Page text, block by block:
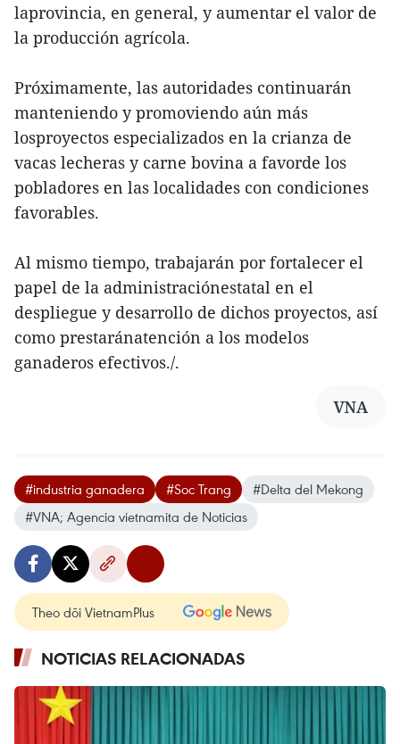
laprovincia, en general, y aumentar el valor de
la producción agrícola.
Próximamente, las autoridades continuarán
manteniendo y promoviendo aún más
losproyectos especializados en la crianza de
vacas lecheras y carne bovina a favorde los
pobladores en las localidades con condiciones
favorables.
Al mismo tiempo, trabajarán por fortalecer el
papel de la administraciónestatal en el
despliegue y desarrollo de dichos proyectos, así
como prestaránatención a los modelos
ganaderos efectivos./.
VNA
#industria ganadera #Soc Trang
#Delta del Mekong
#VNA; Agencia vietnamita de Noticias
Theo dõi VietnamPlus
NOTICIAS RELACIONADAS